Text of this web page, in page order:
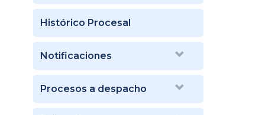
Histórico Procesal
Notificaciones
Procesos a despacho